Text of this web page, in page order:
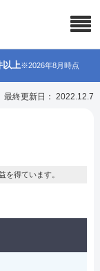
以上※2026年8月時点
最終更新日： 2022.12.7
得ています。